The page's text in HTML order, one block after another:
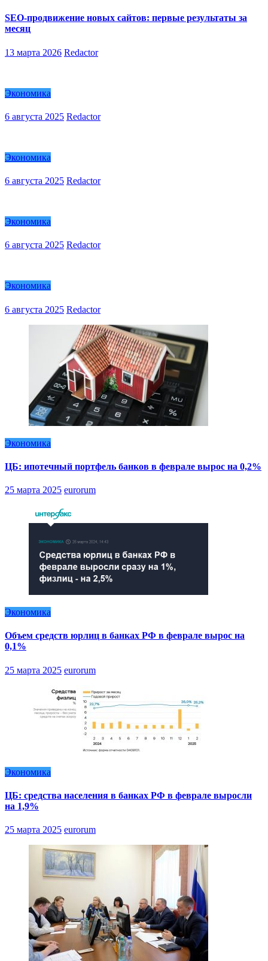
SEO-продвижение новых сайтов: первые результаты за
месяц
13 марта 2026 Redactor
Экономика
6 августа 2025 Redactor
Экономика
6 августа 2025 Redactor
Экономика
6 августа 2025 Redactor
Экономика
6 августа 2025 Redactor
Экономика
ЦБ: ипотечный портфель банков в феврале вырос на 0,2%
25 марта 2025 eurorum
Экономика
Объем средств юрлиц в банках РФ в феврале вырос на
0,1%
25 марта 2025 eurorum
Экономика
ЦБ: средства населения в банках РФ в феврале выросли
на 1,9%
25 марта 2025 eurorum